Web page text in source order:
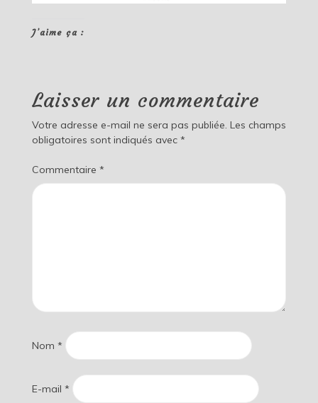
J’aime ça :
Laisser un commentaire
Votre adresse e-mail ne sera pas publiée. Les champs
obligatoires sont indiqués avec *
Commentaire *
Nom *
E-mail *